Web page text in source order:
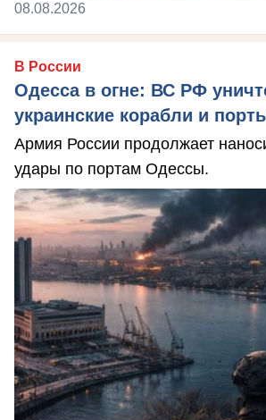
08.08.2026
В России
Одесса в огне: ВС РФ
украинские корабли и
Армия России продолжает
удары по портам Одессы.